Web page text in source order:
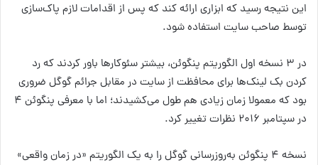
این نتیجه رسید که ابزاری ارائه کند که پس از اقدامات لازم پاک‌سازی
توسط صاحب سایت استفاده شود.
در ۳ نسخه اول الگوریتم پنگوئن، بیشتر سئوکارها باور کردند که رد
کردن بک لینک‌ها برای محافظت از سایت در مقابل جرائم گوگل ضروری
بود که معمولا زمان زیادی هم طول می‌کشیدند؛ اما با معرفی پنگوئن ۴
در سپتامبر ۲۰۱۶ نظرات تغییر کرد.
نسخه ۴ پنگوئن به‌روزرسانی گوگل را به یک الگوریتم «در زمان واقعی»